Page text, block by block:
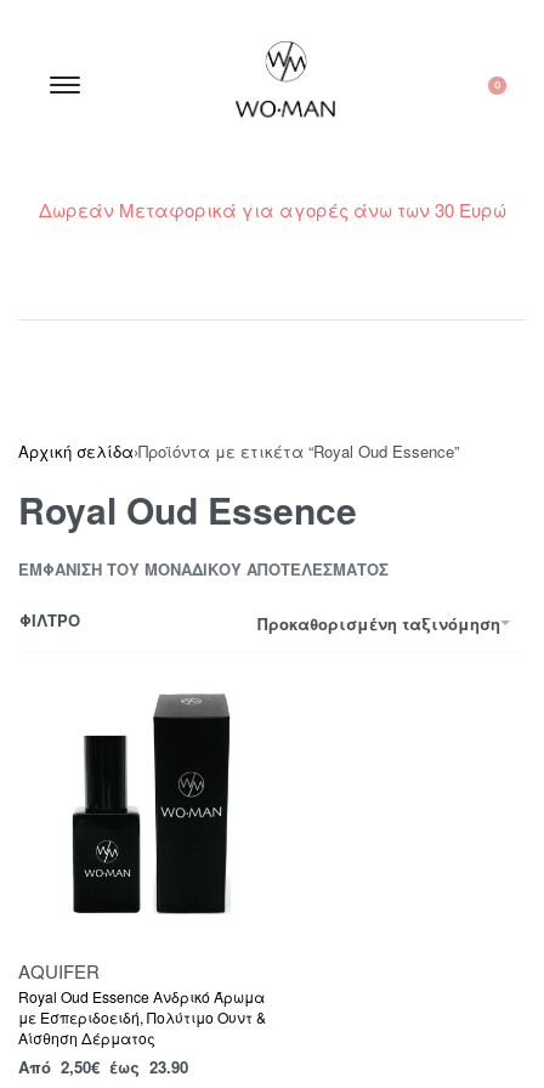
0
Δωρεάν Μεταφορικά για αγορές άνω των 30 Ευρώ
Αρχική σελίδα›Προϊόντα με ετικέτα “Royal Oud Essence”
Royal Oud Essence
ΕΜΦΆΝΙΣΗ ΤΟΥ ΜΟΝΑΔΙΚΟΎ ΑΠΟΤΕΛΈΣΜΑΤΟΣ
Προκαθορισμένη ταξινόμηση
ΦΙΛΤΡΟ
AQUIFER
Royal Oud Essence Ανδρικό Άρωμα
με Εσπεριδοειδή, Πολύτιμο Ουντ &
Αίσθηση Δέρματος
Από 2,50€ έως 23.90